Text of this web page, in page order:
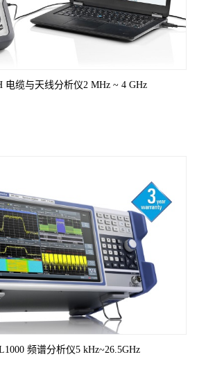
环境试验箱
手/租赁/维修 工具类
噪声分析仪
电缆与天线分析仪2 MHz ~ 4 GHz
频谱分析仪5 kHz~26.5GHz